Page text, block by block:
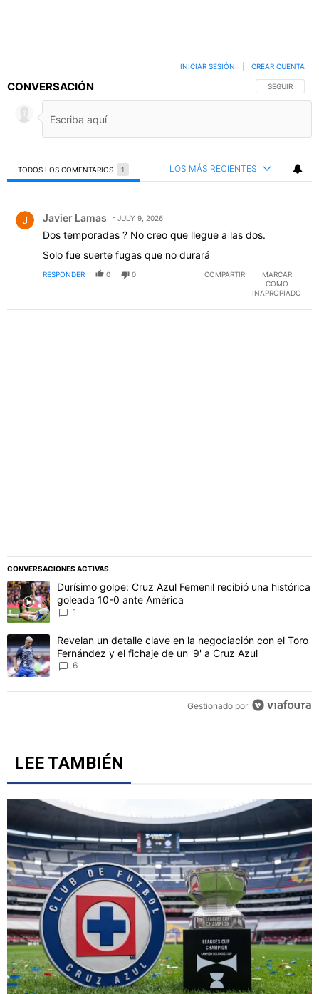
CONVERSACIÓN SIGA ESTA
SEGUIR
INICIAR SESIÓN CREAR CUENTA
TODOS LOS COMENTARIOS 1 LOS MÁS RECIENTES
Javier Lamas JULY 9, 2026
Dos temporadas ? No creo que llegue a las dos.
Solo fue suerte fugas que no durará
RESPONDER 0 0 COMPARTIR
MARCAR
COMO
INAPROPIADO
CONVERSACIONES ACTIVAS
Este listado muestra los artículos con más comentarios en los
Un artículo de tendencia con el título "Durísimo golpe: Cruz Azul
Durísimo golpe: Cruz Azul Femenil recibió una histórica
goleada 10-0 ante América
1
Un artículo de tendencia con el título "Revelan un detalle clave
Revelan un detalle clave en la negociación con el Toro
Fernández y el fichaje de un '9' a Cruz Azul
6
Gestionado por
LEE TAMBIÉN